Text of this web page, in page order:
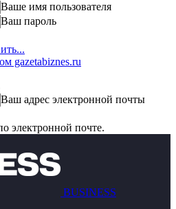
Ваше имя пользователя
Ваш пароль
gazetabiznes.ru
Ваш адрес электронной почты
электронной почте.
BUSINESS